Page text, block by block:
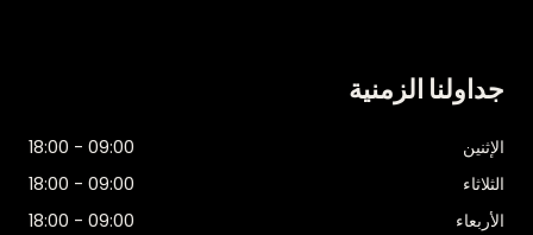
جداولنا الزمنية
الإثنين
09:00 - 18:00
الثلاثاء
09:00 - 18:00
الأربعاء
09:00 - 18:00